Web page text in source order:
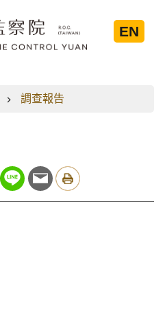
EN
調查報告